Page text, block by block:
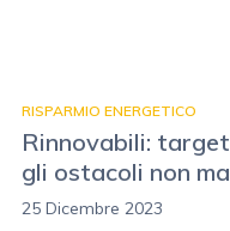
RISPARMIO ENERGETICO
Rinnovabili:
gli ostacoli non
25 Dicembre 2023